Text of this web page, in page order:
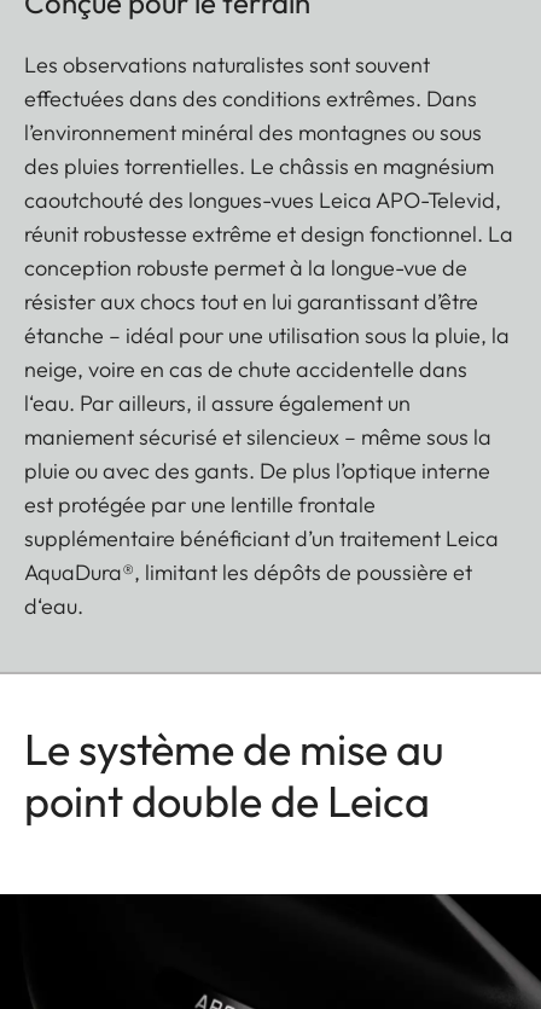
Les observations naturalistes sont souvent
effectuées dans des conditions extrêmes. Dans
l’environnement minéral des montagnes ou sous
des pluies torrentielles. Le châssis en magnésium
caoutchouté des longues-vues Leica APO-Televid,
réunit robustesse extrême et design fonctionnel. La
conception robuste permet à la longue-vue de
résister aux chocs tout en lui garantissant d’être
étanche – idéal pour une utilisation sous la pluie, la
neige, voire en cas de chute accidentelle dans
l‘eau. Par ailleurs, il assure également un
maniement sécurisé et silencieux – même sous la
pluie ou avec des gants. De plus l’optique interne
est protégée par une lentille frontale
supplémentaire bénéficiant d’un traitement Leica
AquaDura®, limitant les dépôts de poussière et
d‘eau.
Le système de mise au
point double de Leica